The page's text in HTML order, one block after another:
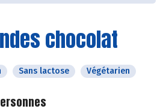
chocolat
Sans lactose Végétarien